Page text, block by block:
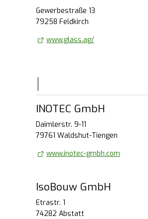
Gewerbestraße 13
79258 Feldkirch
www.glass.ag/
INOTEC GmbH
Daimlerstr. 9-11
79761 Waldshut-Tiengen
www.inotec-gmbh.com
IsoBouw GmbH
Etrastr. 1
74282 Abstatt